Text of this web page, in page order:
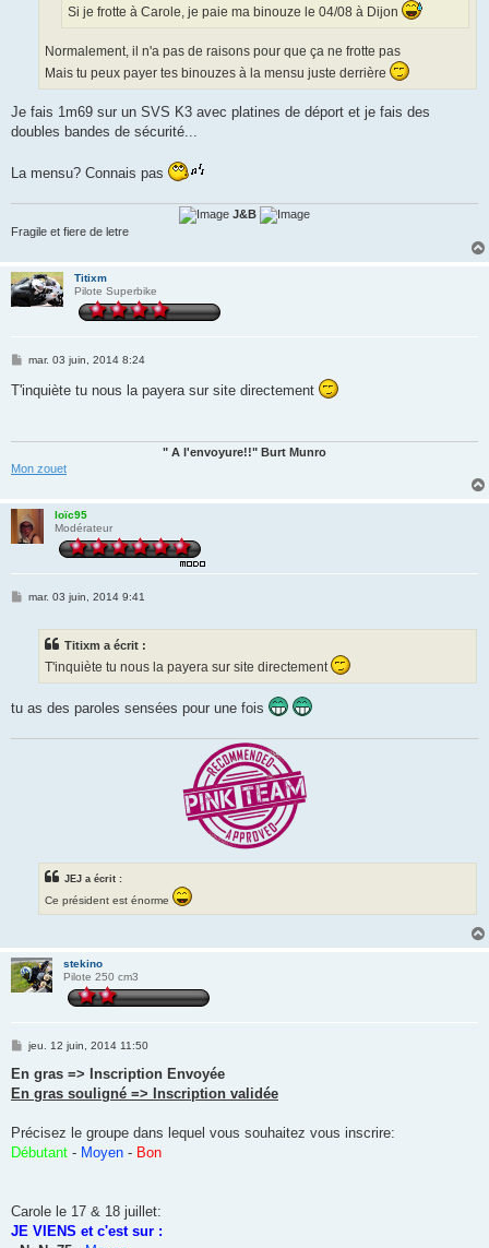
Si je frotte à Carole, je paie ma binouze le 04/08 à Dijon
Normalement, il n'a pas de raisons pour que ça ne frotte pas
Mais tu peux payer tes binouzes à la mensu juste derrière
Je fais 1m69 sur un SVS K3 avec platines de déport et je fais des
doubles bandes de sécurité...
La mensu? Connais pas
J&B
Fragile et fiere de letre
Titixm
Pilote Superbike
M
s
s
mar. 03 juin, 2014 8:24
T'inquiète tu nous la payera sur site directement
" A l'envoyure!!" Burt Munro
Mon zouet
loïc95
Modérateur
Mmar. 03 juin, 2014 9:41
Titixm a écrit :
T'inquiète tu nous la payera sur site directement
tu as des paroles sensées pour une fois
JEJ a écrit :
Ce président est énorme
stekino
Pilote 250 cm3
M
s
a
jeu. 12 juin, 2014 11:50
En gras => Inscription Envoyée
En gras souligné => Inscription validée
Précisez le groupe dans lequel vous souhaitez vous inscrire:
Débutant - Moyen - Bon
Carole le 17 & 18 juillet:
JE VIENS et c'est sur :